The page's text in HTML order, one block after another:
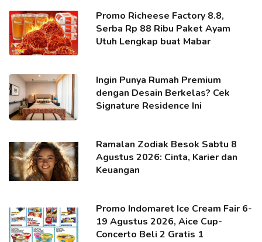
Promo Richeese Factory 8.8,
Serba Rp 88 Ribu Paket Ayam
Utuh Lengkap buat Mabar
Ingin Punya Rumah Premium
dengan Desain Berkelas? Cek
Signature Residence Ini
Ramalan Zodiak Besok Sabtu 8
Agustus 2026: Cinta, Karier dan
Keuangan
Promo Indomaret Ice Cream Fair 6-
19 Agustus 2026, Aice Cup-
Concerto Beli 2 Gratis 1